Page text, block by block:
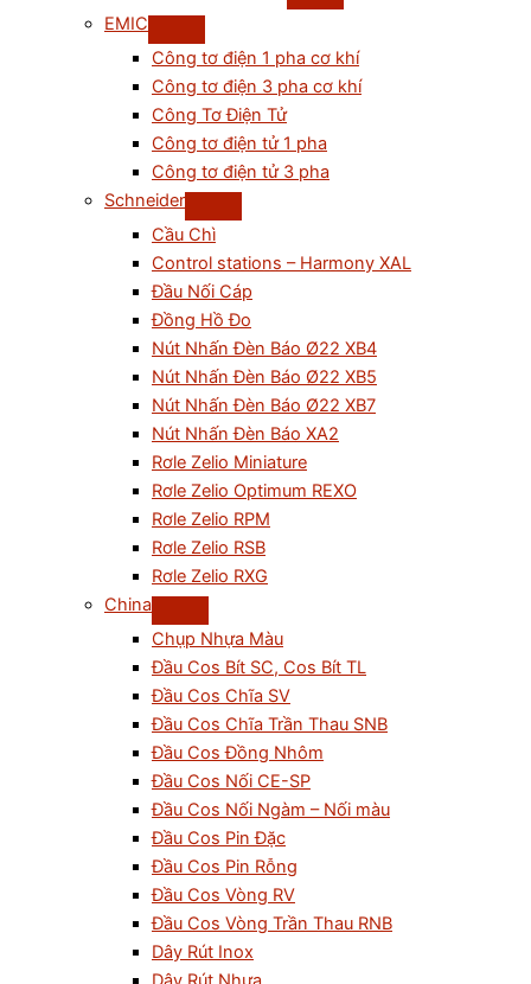
EMIC
Công tơ điện 1 pha cơ khí
Công tơ điện 3 pha cơ khí
Công Tơ Điện Tử
Công tơ điện tử 1 pha
Công tơ điện tử 3 pha
Schneider
Cầu Chì
Control stations – Harmony XAL
Đầu Nối Cáp
Đồng Hồ Đo
Nút Nhấn Đèn Báo Ø22 XB4
Nút Nhấn Đèn Báo Ø22 XB5
Nút Nhấn Đèn Báo Ø22 XB7
Nút Nhấn Đèn Báo XA2
Rơle Zelio Miniature
Rơle Zelio Optimum REXO
Rơle Zelio RPM
Rơle Zelio RSB
Rơle Zelio RXG
China
Chụp Nhựa Màu
Đầu Cos Bít SC, Cos Bít TL
Đầu Cos Chĩa SV
Đầu Cos Chĩa Trần Thau SNB
Đầu Cos Đồng Nhôm
Đầu Cos Nối CE-SP
Đầu Cos Nối Ngàm – Nối màu
Đầu Cos Pin Đặc
Đầu Cos Pin Rỗng
Đầu Cos Vòng RV
Đầu Cos Vòng Trần Thau RNB
Dây Rút Inox